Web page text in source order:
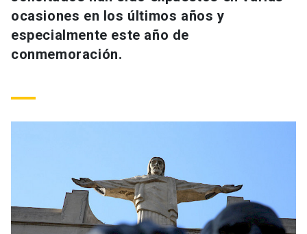
Alumni launch
Padres y familia
Mi Portal UC launch
Donaciones
ocasiones en los últimos años y
especialmente este año de
conmemoración.